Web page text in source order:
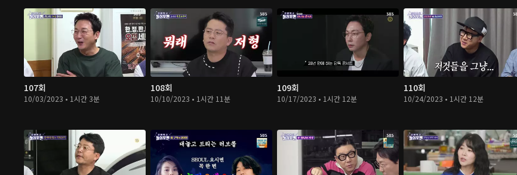
107회
10/03/2023 • 1시간 3분
108회
10/10/2023 • 1시간 11분
109회
10/17/2023 • 1시간 12분
110회
10/24/2023 • 1시간 12분